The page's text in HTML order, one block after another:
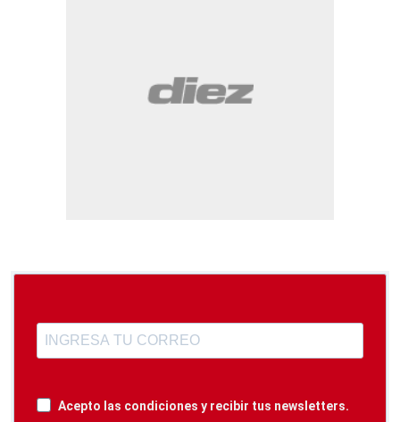
Acepto las condiciones y recibir tus newsletters.